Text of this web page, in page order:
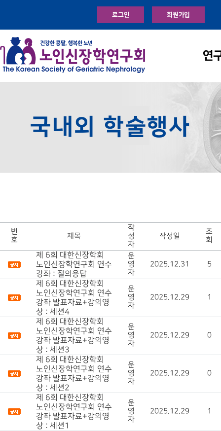
로그인 회원가입
연
국내외 학술행사
번
호
제목
작
성
자
작성일
조
회
제 6회 대한신장학회
노인신장학연구회 연수
강좌 : 질의응답
운
영
자
2025.12.31 5
제 6회 대한신장학회
노인신장학연구회 연수
강좌 발표자료+강의영
상 : 세션4
운
영
자
2025.12.29 1
제 6회 대한신장학회
노인신장학연구회 연수
강좌 발표자료+강의영
상 : 세션3
운
영
자
2025.12.29 0
제 6회 대한신장학회
노인신장학연구회 연수
강좌 발표자료+강의영
상 : 세션2
운
영
자
2025.12.29 0
제 6회 대한신장학회
노인신장학연구회 연수
강좌 발표자료+강의영
상 : 세션1
운
영
자
2025.12.29 1